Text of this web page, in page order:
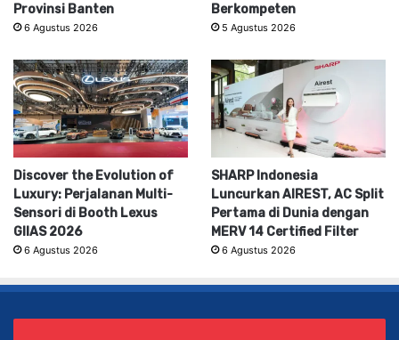
Provinsi Banten
6 Agustus 2026
Berkompeten
5 Agustus 2026
Discover the Evolution of
Luxury: Perjalanan Multi-
Sensori di Booth Lexus
GIIAS 2026
6 Agustus 2026
SHARP Indonesia
Luncurkan AIREST, AC Split
Pertama di Dunia dengan
MERV 14 Certified Filter
6 Agustus 2026